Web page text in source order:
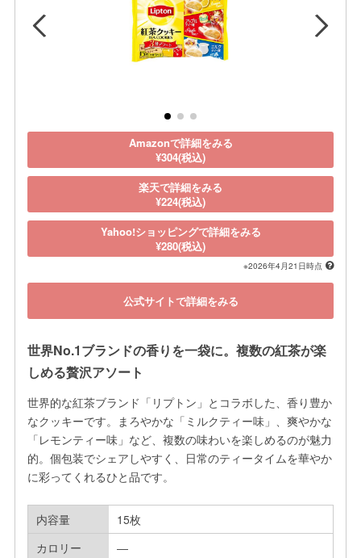
Amazonで詳細をみる
¥304(税込)
楽天で詳細をみる
¥224(税込)
Yahoo!ショッピングで詳細をみる
¥280(税込)
※2026年4月21日時点
公式サイトで詳細をみる
世界No.1ブランドの香りを一袋に。複数の紅茶が楽
しめる贅沢アソート
世界的な紅茶ブランド「リプトン」とコラボした、香り豊か
なクッキーです。まろやかな「ミルクティー味」、爽やかな
「レモンティー味」など、複数の味わいを楽しめるのが魅力
的。個包装でシェアしやすく、日常のティータイムを華やか
に彩ってくれるひと品です。
内容量
15枚
カロリー
―